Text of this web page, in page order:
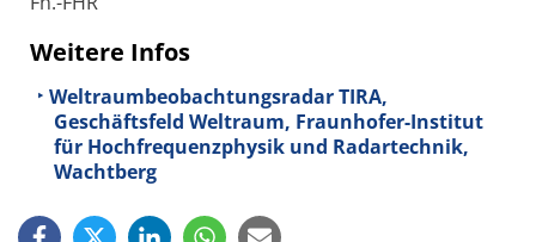
Weitere Infos
Weltraumbeobachtungsradar TIRA,
Geschäftsfeld Weltraum, Fraunhofer-Institut
für Hochfrequenzphysik und Radartechnik,
Wachtberg